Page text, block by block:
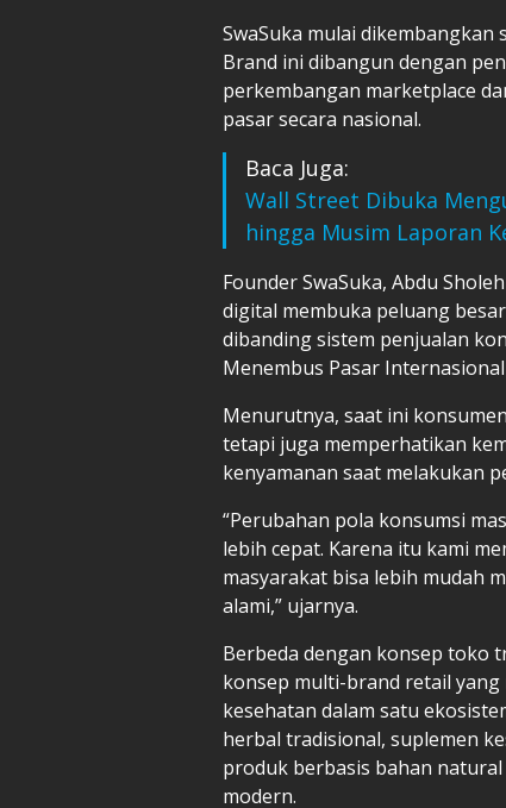
SwaSuka mulai dikembangkan
Brand ini dibangun dengan
perkembangan marketplace
pasar secara nasional.
Baca Juga:
Wall Street Dibuka
hingga Musim Laporan
Founder SwaSuka, Abdu
digital membuka peluang
dibanding sistem penjualan
Menembus Pasar Internasional
Menurutnya, saat ini
tetapi juga memperhatikan
kenyamanan saat melakukan
“Perubahan pola konsumsi
lebih cepat. Karena itu kami
masyarakat bisa lebih mudah
alami,” ujarnya.
Berbeda dengan konsep toko
konsep multi-brand retail
kesehatan dalam satu
herbal tradisional, suplemen
produk berbasis bahan
modern.